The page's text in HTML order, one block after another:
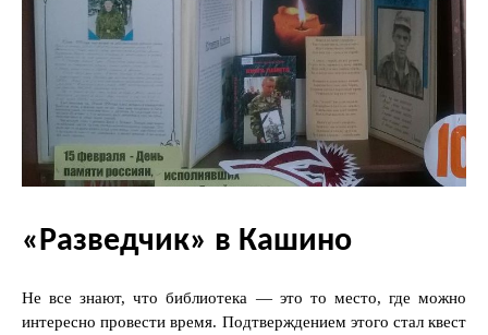
«Разведчик» в Кашино
Не все знают, что библиотека — это то место, где можно
интересно провести время. Подтверждением этого стал квест